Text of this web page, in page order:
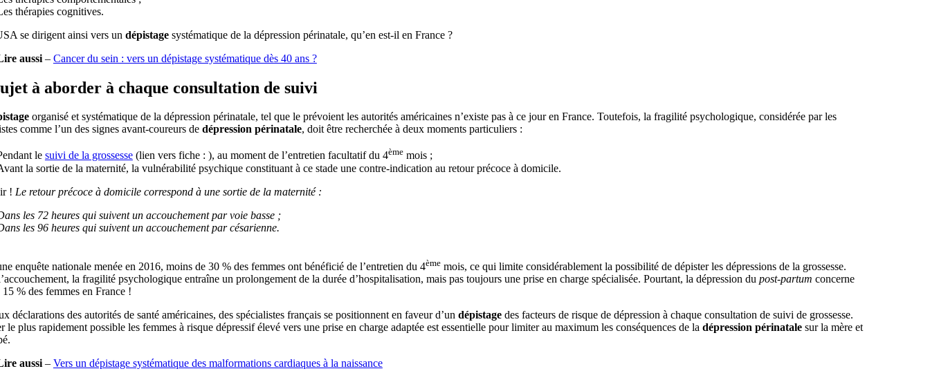
thérapies cognitives.
se dirigent ainsi vers un dépistagesystématique de la dépression périnatale, qu’en est-il en France ?
aussi– Cancer du sein : vers un dépistage systématique dès 40 ans ?
à aborder à chaque consultation de suivi
organisé et systématique de la dépression périnatale, tel que le prévoient les autorités américaines n’existe pas à ce jour en France. Toutefois, la fragilité psychologique, considérée par les
comme l’un des signes avant-coureurs de dépression périnatale, doit être recherchée à deux moments particuliers :
le suivi de la grossesse(lien vers fiche : ), au moment de l’entretien facultatif du 4èmemois ;
la sortie de la maternité, la vulnérabilité psychique constituant à ce stade une contre-indication au retour précoce à domicile.
! Le retour précoce à domicile correspond à une sortie de la maternité :
les 72 heures qui suivent un accouchement par voie basse ;
les 96 heures qui suivent un accouchement par césarienne.
enquête nationale menée en 2016, moins de 30 % des femmes ont bénéficié de l’entretien du 4èmemois, ce qui limite considérablement la possibilité de dépister les dépressions de la grossesse.
la fragilité psychologique entraîne un prolongement de la durée d’hospitalisation, mais pas toujours une prise en charge spécialisée. Pourtant, la dépression du post-partum concerne
15 % des femmes en France !
déclarations des autorités de santé américaines, des spécialistes français se positionnent en faveur d’un dépistagedes facteurs de risque de dépression à chaque consultation de suivi de grossesse.
le plus rapidement possible les femmes à risque dépressif élevé vers une prise en charge adaptée est essentielle pour limiter au maximum les conséquences de la dépression périnatalesur la mère et
aussi– Vers un dépistage systématique des malformations cardiaques à la naissance